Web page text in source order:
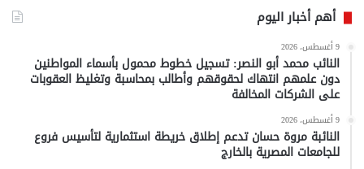
أهم أخبار اليوم
9 أغسطس، 2026
النائب محمد أبو النصر: تسجيل خطوط محمول بأسماء المواطنين
دون علمهم انتهاك لحقوقهم وأطالب بمحاسبة وتغليظ العقوبات
على الشركات المخالفة
9 أغسطس، 2026
النائبة مروة حسان تدعم إطلاق خريطة استثمارية لتأسيس فروع
للجامعات المصرية بالخارج